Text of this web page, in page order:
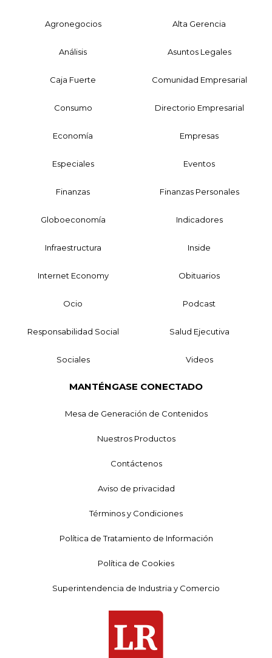
Agronegocios Alta Gerencia
Análisis Asuntos Legales
Caja Fuerte Comunidad Empresarial
Consumo Directorio Empresarial
Economía Empresas
Especiales Eventos
Finanzas Finanzas Personales
Globoeconomía Indicadores
Infraestructura Inside
Internet Economy Obituarios
Ocio Podcast
Responsabilidad Social Salud Ejecutiva
Sociales Videos
MANTÉNGASE CONECTADO
Mesa de Generación de Contenidos
Nuestros Productos
Contáctenos
Aviso de privacidad
Términos y Condiciones
Política de Tratamiento de Información
Política de Cookies
Superintendencia de Industria y Comercio